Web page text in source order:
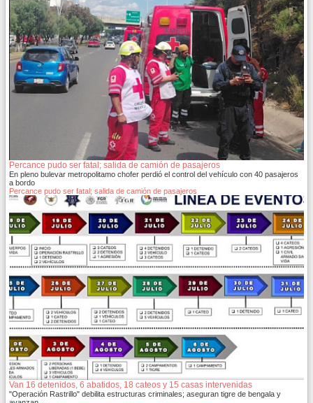
Percance pudo ser fatal; salida de camión de pasajeros
En pleno bulevar metropolitamo chofer perdió el control del vehículo con 40 pasajeros
a bordo
Percance pudo ser fatal; salida de camión de pasajeros
Van 16 detenidos, 6 abatidos, 18 cateos y 15 casas intervenidas
"Operación Rastrillo" debilita estructuras criminales; aseguran tigre de bengala y